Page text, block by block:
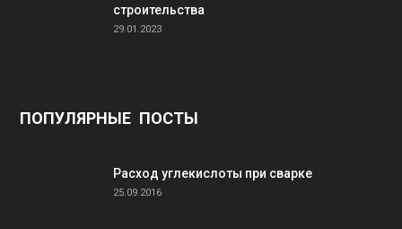
строительства
29.01.2023
ПОПУЛЯРНЫЕ ПОСТЫ
Расход углекислоты при сварке
25.09.2016